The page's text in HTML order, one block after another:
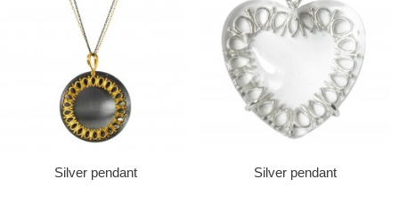
Silver pendant Silver pendant